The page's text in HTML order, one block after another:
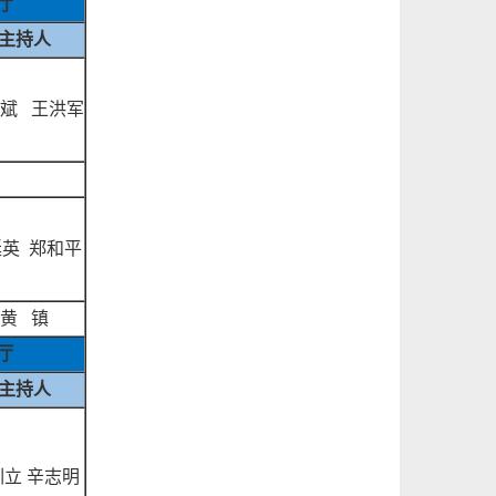
持人
王洪军
郑和平
黄
镇
持人
立 辛志明